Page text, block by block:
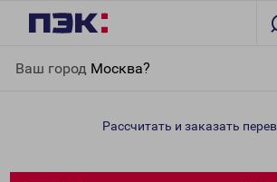
Ваш город Москва?
Набережные Челны
Рассчитать и заказать